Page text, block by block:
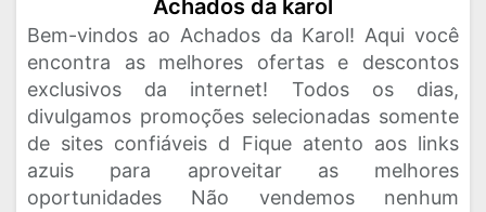
Achados da karol
Bem-vindos ao Achados da Karol! Aqui você
encontra as melhores ofertas e descontos
exclusivos da internet! Todos os dias,
divulgamos promoções selecionadas somente
de sites confiáveis d Fique atento aos links
azuis para aproveitar as melhores
oportunidades Não vendemos nenhum